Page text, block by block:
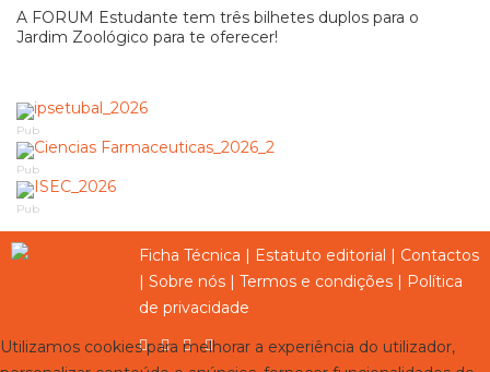
A FORUM Estudante tem três bilhetes duplos para o
Jardim Zoológico para te oferecer!
Pub
Pub
Pub
Ficha Técnica Estatuto editorial
Contactos
Sobre nós Termos e condições
Política
de privacidade
Utilizamos cookies para melhorar a experiência do utilizador,